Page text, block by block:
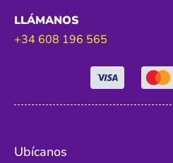
LLÁMANOS
+34 608 196 565
Ubícanos